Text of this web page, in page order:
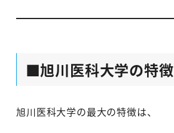
■旭川医科大学の特徴
旭川医科大学の最大の特徴は、